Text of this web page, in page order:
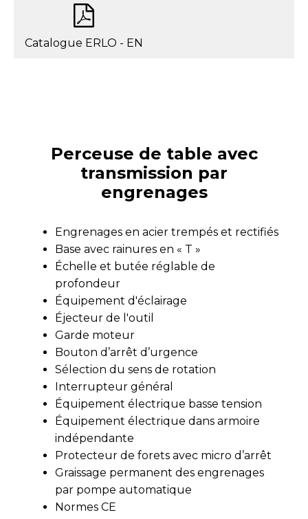
Catalogue ERLO - EN
Perceuse de table avec
transmission par
engrenages
Engrenages en acier trempés et rectifiés
Base avec rainures en « T »
Échelle et butée réglable de
profondeur
Équipement d'éclairage
Éjecteur de l'outil
Garde moteur
Bouton d’arrêt d’urgence
Sélection du sens de rotation
Interrupteur général
Équipement électrique basse tension
Équipement électrique dans armoire
indépendante
Protecteur de forets avec micro d’arrêt
Graissage permanent des engrenages
par pompe automatique
Normes CE